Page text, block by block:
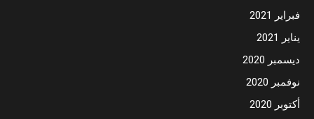
فبراير 2021
يناير 2021
ديسمبر 2020
نوفمبر 2020
أكتوبر 2020